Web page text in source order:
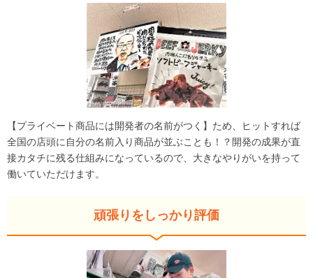
【プライベート商品には開発者の名前がつく】ため、ヒットすれば
全国の店頭に自分の名前入り商品が並ぶことも！？開発の成果が直
接カタチに残る仕組みになっているので、大きなやりがいを持って
働いていただけます。
頑張りをしっかり評価